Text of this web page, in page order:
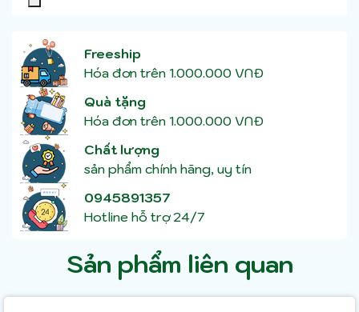
Freeship
Hóa đơn trên 1.000.000 VNĐ
Quà tặng
Hóa đơn trên 1.000.000 VNĐ
Chất lượng
sản phẩm chính hãng, uy tín
0945891357
Hotline hỗ trợ 24/7
Sản phẩm liên quan